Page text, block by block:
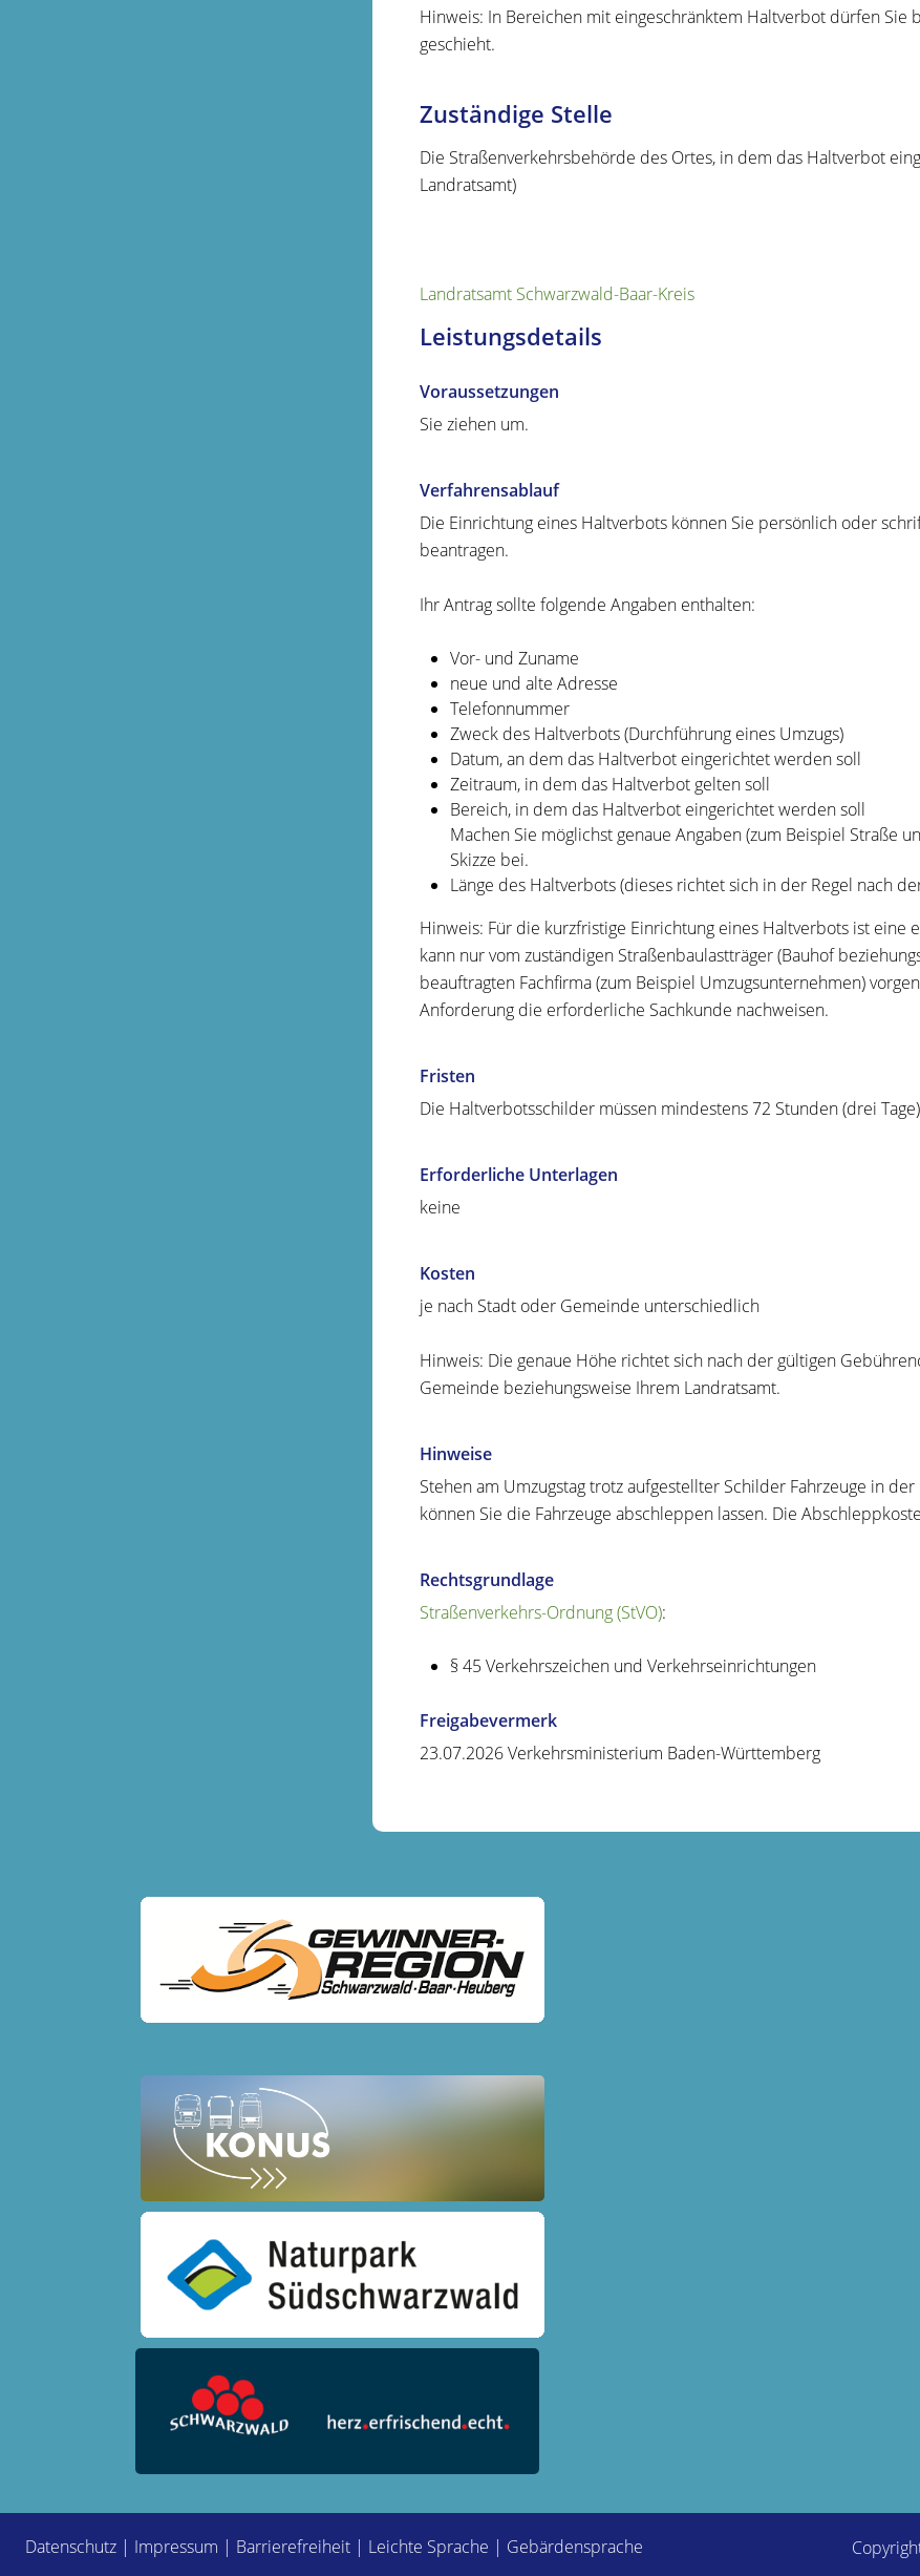
Hinweis: In Bereichen mit eingeschränktem Haltverbot dürfen Sie
geschieht.
Zuständige Stelle
Die Straßenverkehrsbehörde des Ortes, in dem das Haltverbot
Landratsamt)
Landratsamt Schwarzwald-Baar-Kreis
Leistungsdetails
Voraussetzungen
Sie ziehen um.
Verfahrensablauf
Die Einrichtung eines Haltverbots können Sie persönlich oder
beantragen.
Ihr Antrag sollte folgende Angaben enthalten:
Vor- und Zuname
neue und alte Adresse
Telefonnummer
Zweck des Haltverbots (Durchführung eines Umzugs)
Datum, an dem das Haltverbot eingerichtet werden soll
Zeitraum, in dem das Haltverbot gelten soll
Bereich, in dem das Haltverbot eingerichtet werden soll
Machen Sie möglichst genaue Angaben (zum Beispiel Straße
Skizze bei.
Länge des Haltverbots (dieses richtet sich in der Regel nach
Hinweis: Für die kurzfristige Einrichtung eines Haltverbots ist
kann nur vom zuständigen Straßenbaulastträger (Bauhof
beauftragten Fachfirma (zum Beispiel Umzugsunternehmen)
Anforderung die erforderliche Sachkunde nachweisen.
Fristen
Die Haltverbotsschilder müssen mindestens 72 Stunden (drei
Erforderliche Unterlagen
keine
Kosten
je nach Stadt oder Gemeinde unterschiedlich
Hinweis: Die genaue Höhe richtet sich nach der gültigen
Gemeinde beziehungsweise Ihrem Landratsamt.
Hinweise
Stehen am Umzugstag trotz aufgestellter Schilder Fahrzeuge in
können Sie die Fahrzeuge abschleppen lassen. Die
Rechtsgrundlage
Straßenverkehrs-Ordnung (StVO):
§ 45 Verkehrszeichen und Verkehrseinrichtungen
Freigabevermerk
23.07.2026 Verkehrsministerium Baden-Württemberg
Datenschutz | Impressum | Barrierefreiheit | Leichte Sprache | Gebärdensprache